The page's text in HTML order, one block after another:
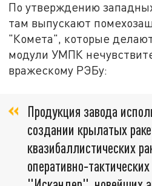
По утверждению
там выпускают
"Комета", которые
модули УМПК
вражескому РЭБу:
Продукция завода
создании крылатых
квазибаллистических